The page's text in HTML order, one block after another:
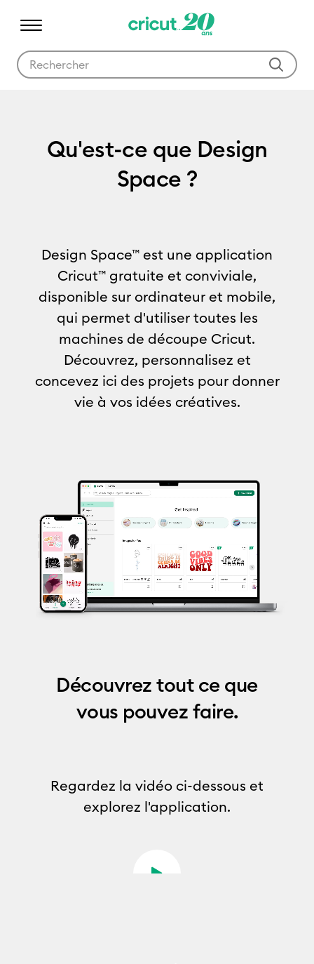
Qu'est-ce que Design
Space ?
Design Space™ est une application
Cricut™ gratuite et conviviale,
disponible sur ordinateur et mobile,
qui permet d'utiliser toutes les
machines de découpe Cricut.
Découvrez, personnalisez et
concevez ici des projets pour donner
vie à vos idées créatives.
Découvrez tout ce que
vous pouvez faire.
Regardez la vidéo ci-dessous et
explorez l'application.